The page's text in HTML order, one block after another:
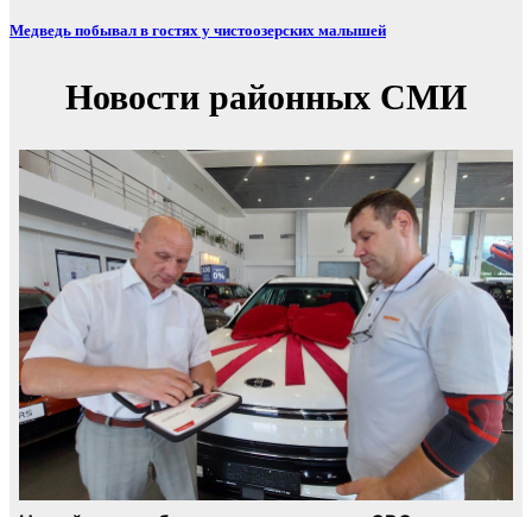
Медведь побывал в гостях у чистоозерских малышей